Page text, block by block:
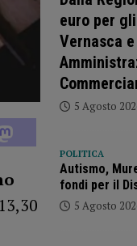
euro per
Vernasca
5 Agosto
POLITICA
Autismo,
fondi per il
5 Agosto